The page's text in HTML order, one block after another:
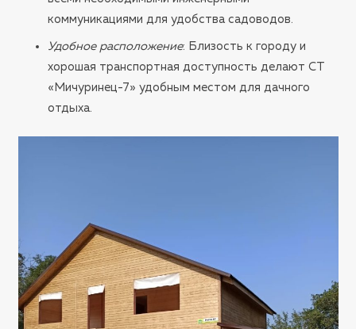
коммуникациями для удобства садоводов.
Удобное расположение: Близость к городу и
хорошая транспортная доступность делают СТ
«Мичуринец-7» удобным местом для дачного
отдыха.